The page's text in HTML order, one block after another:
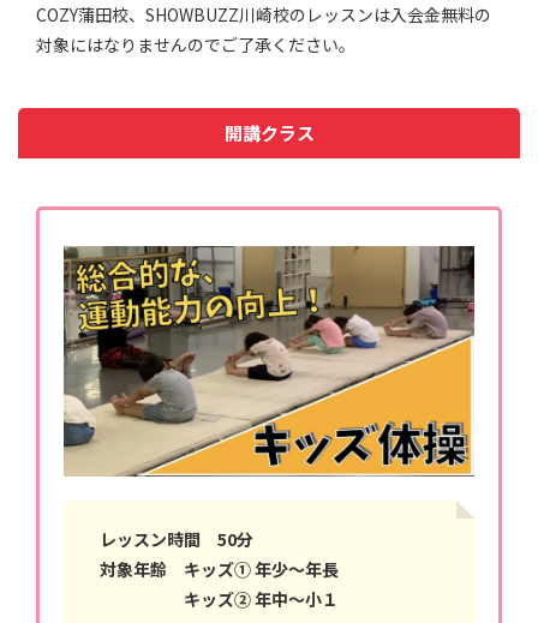
COZY蒲田校、SHOWBUZZ川崎校のレッスンは入会金無料の
対象にはなりませんのでご了承ください。
開講クラス
レッスン時間 50分
対象年齢 キッズ① 年少〜年長
キッズ② 年中〜小１